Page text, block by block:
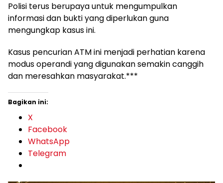
Polisi terus berupaya untuk mengumpulkan
informasi dan bukti yang diperlukan guna
mengungkap kasus ini.
Kasus pencurian ATM ini menjadi perhatian karena
modus operandi yang digunakan semakin canggih
dan meresahkan masyarakat.***
Bagikan ini:
X
Facebook
WhatsApp
Telegram